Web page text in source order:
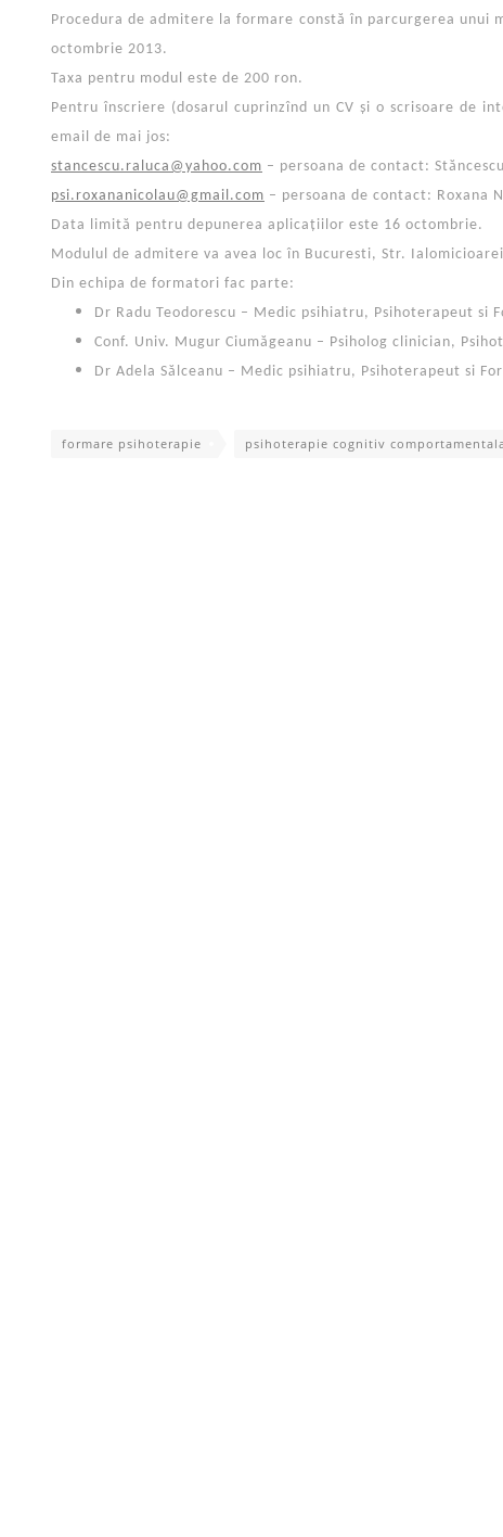
Procedura de admitere la formare constă în parcurgerea unui
octombrie 2013.
Taxa pentru modul este de 200 ron.
Pentru înscriere (dosarul cuprinzînd un CV și o scrisoare de
email de mai jos:
stancescu.raluca@yahoo.com – persoana de contact:
psi.roxananicolau@gmail.com – persoana de contact: Roxana
Data limită pentru depunerea aplicațiilor este 16 octombrie.
Modulul de admitere va avea loc în Bucuresti, Str.
Din echipa de formatori fac parte:
Dr Radu Teodorescu – Medic psihiatru, Psihoterapeut si
Conf. Univ. Mugur Ciumăgeanu – Psiholog clinician,
Dr Adela Sălceanu – Medic psihiatru, Psihoterapeut si
formare psihoterapie psihoterapie cognitiv